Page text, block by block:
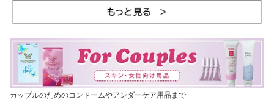
カップルのためのコンドームやアンダーケア用品まで